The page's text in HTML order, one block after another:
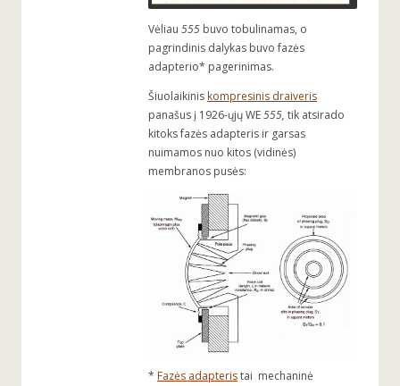
Vėliau 555 buvo tobulinamas, o
pagrindinis dalykas buvo fazės
adapterio* pagerinimas.
Šiuolaikinis kompresinis draiveris
panašus į 1926-ųjų WE555, tik atsirado
kitoks fazės adapteris ir garsas
nuimamos nuo kitos (vidinės)
membranos pusės:
* Fazės adapteristai mechaninė